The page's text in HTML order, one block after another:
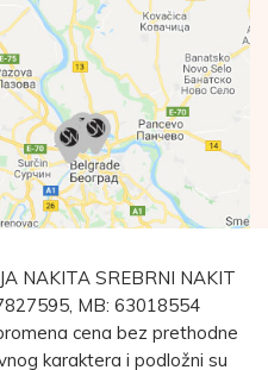
NAKITA SREBRNI NAKIT
MB: 63018554
cena bez prethodne
karaktera i podložni su